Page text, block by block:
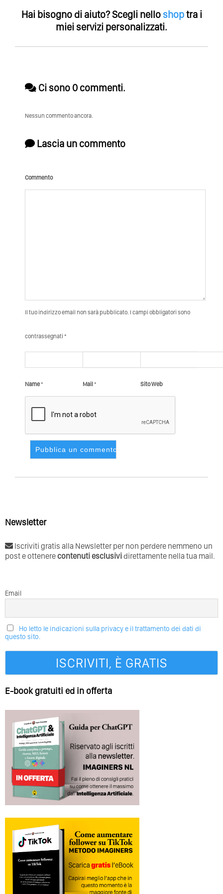
Hai bisogno di aiuto?Scegli nello shoptra i
miei servizi personalizzati.
Ci sono 0 commenti.
Nessun commento ancora.
Lascia un commento
Commento
Il tuo indirizzo email non sarà pubblicato. I campi obbligatori sono
contrassegnati *
Name* Mail* Sito Web
Newsletter
Iscriviti gratis alla Newsletter per non perdere nemmeno un
post e ottenerecontenuti esclusividirettamente nella tua mail.
Email
Ho letto le indicazioni sulla privacy e il trattamento dei dati di
questo sito.
E-book gratuiti ed in offerta